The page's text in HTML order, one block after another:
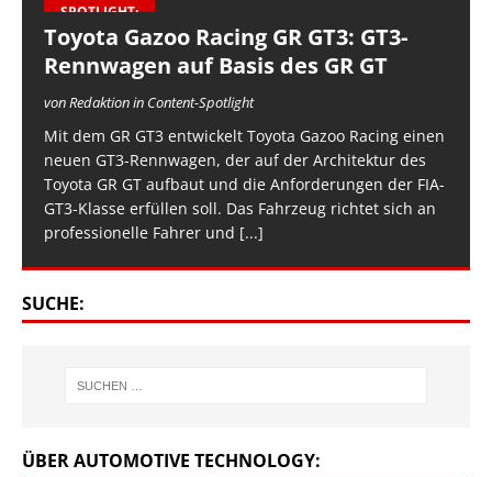
SPOTLIGHT:
Toyota Gazoo Racing GR GT3: GT3-
Rennwagen auf Basis des GR GT
von Redaktion in Content-Spotlight
Mit dem GR GT3 entwickelt Toyota Gazoo Racing einen
neuen GT3-Rennwagen, der auf der Architektur des
Toyota GR GT aufbaut und die Anforderungen der FIA-
GT3-Klasse erfüllen soll. Das Fahrzeug richtet sich an
professionelle Fahrer und [...]
SUCHE:
ÜBER AUTOMOTIVE TECHNOLOGY: